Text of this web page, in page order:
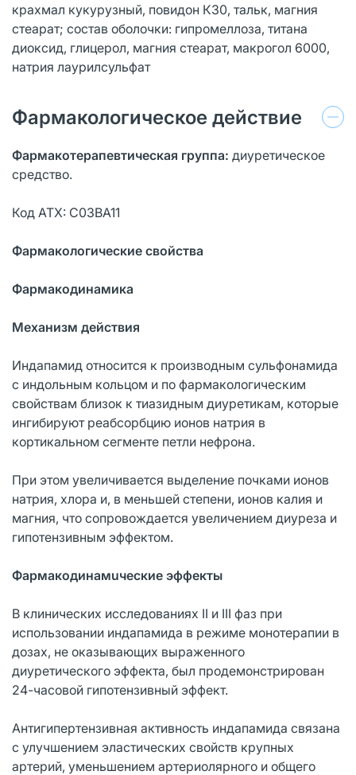
крахмал кукурузный, повидон К30, тальк, магния
стеарат; состав оболочки: гипромеллоза, титана
диоксид, глицерол, магния стеарат, макрогол 6000,
натрия лаурилсульфат
Фармакологическое действие
Фармакотерапевтическая группа: диуретическое
средство.
Код АТХ: С03ВА11
Фармакологические свойства
Фармакодинамика
Механизм действия
Индапамид относится к производным сульфонамида
с индольным кольцом и по фармакологическим
свойствам близок к тиазидным диуретикам, которые
ингибируют реабсорбцию ионов натрия в
кортикальном сегменте петли нефрона.
При этом увеличивается выделение почками ионов
натрия, хлора и, в меньшей степени, ионов калия и
магния, что сопровождается увеличением диуреза и
гипотензивным эффектом.
Фармакодинамuческие эффекты
В клинических исследованиях II и III фаз при
использовании индапамида в режиме монотерапии в
дозах, не оказывающих выраженного
диуретического эффекта, был продемонстрирован
24-часовой гипотензивный эффект.
Антигипертензивная активность индапамида связана
с улучшением эластических свойств крупных
артерий, уменьшением артериолярного и общего